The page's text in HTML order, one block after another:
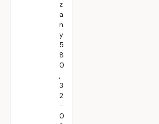
z
a
n
y
5
8
0
,
3
2
-
0